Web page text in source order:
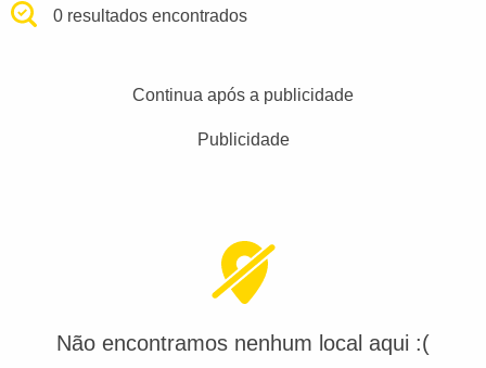
0 resultados encontrados
Continua após a publicidade
Publicidade
Não encontramos nenhum local aqui :(